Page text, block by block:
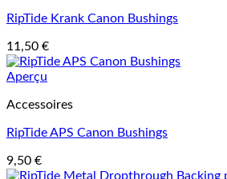
RipTide Krank Canon Bushings
11,50 €
Aperçu
Accessoires
RipTide APS Canon Bushings
9,50 €